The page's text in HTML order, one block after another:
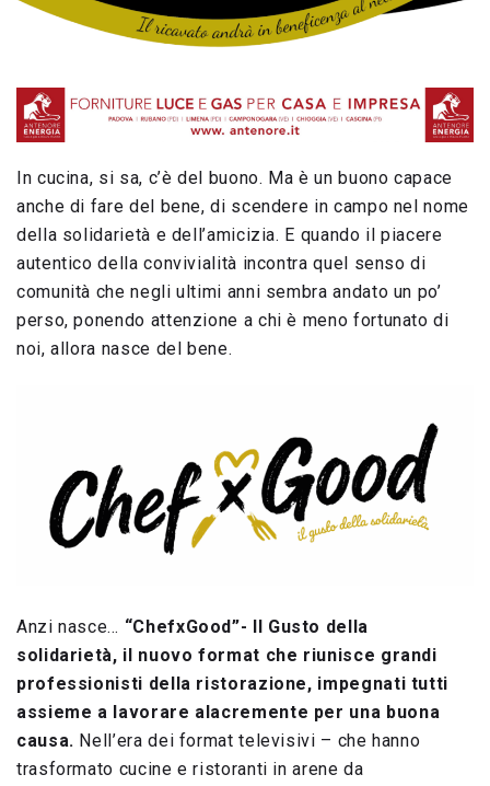
In cucina, si sa, c’è del buono. Ma è un buono capace
anche di fare del bene, di scendere in campo nel nome
della solidarietà e dell’amicizia. E quando il piacere
autentico della convivialità incontra quel senso di
comunità che negli ultimi anni sembra andato un po’
perso, ponendo attenzione a chi è meno fortunato di
noi, allora nasce del bene.
Anzi nasce… “ChefxGood”- Il Gusto della
solidarietà, il nuovo format che riunisce grandi
professionisti della ristorazione, impegnati tutti
assieme a lavorare alacremente per una buona
causa. Nell’era dei format televisivi – che hanno
trasformato cucine e ristoranti in arene da